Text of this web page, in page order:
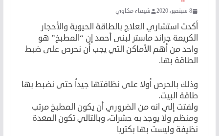
8 سبتمبر، 2020 شيماء مكاوي
أكدت استشاري العلاج بالطاقة الحيوية والأحجار
الكريمة جراند ماستر لبنى أحمد إن “المطبخ” هو
واحد من أهم الأماكن التي يجب أن نحرص على ضبط
الطاقة بها.
وذلك بالحرص أولا على نظافتها جيداً حتى نضبط بها
طاقة البيت.
ولفتت إلي انه من الضروري أن يكون المطبخ مرتب
ومنظم ولا يوجد به حشرات، وبالتالي تكون المعدة
نظيفة وليست بها بكتريا